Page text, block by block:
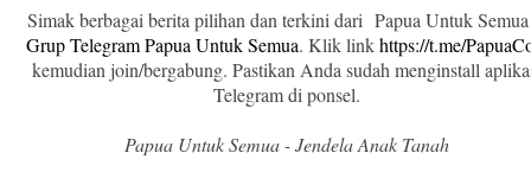
Simak berbagai berita pilihan dan terkini dari Papua Untuk
Grup Telegram Papua Untuk Semua. Klik linkhttps://t.me/
kemudian join/bergabung. Pastikan Anda sudah menginstall
Telegram di ponsel.
Papua Untuk Semua - Jendela Anak Tanah